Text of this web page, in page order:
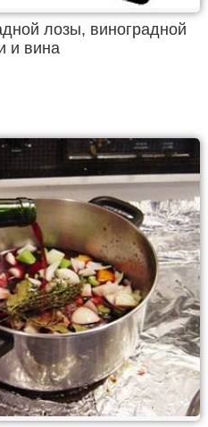
лозы, виноградной
и вина